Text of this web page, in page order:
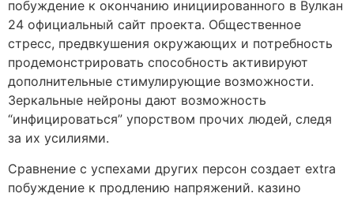
побуждение к окончанию инициированного в Вулкан
24 официальный сайт проекта. Общественное
стресс, предвкушения окружающих и потребность
продемонстрировать способность активируют
дополнительные стимулирующие возможности.
Зеркальные нейроны дают возможность
“инфицироваться” упорством прочих людей, следя
за их усилиями.
Сравнение с успехами других персон создает extra
побуждение к продлению напряжений. казино